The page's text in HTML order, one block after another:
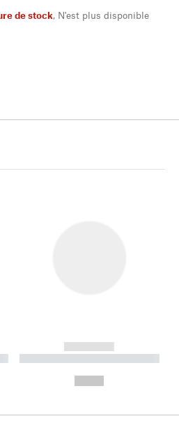
de stock, N'est plus disponible
------------
----------- ----------- ----------